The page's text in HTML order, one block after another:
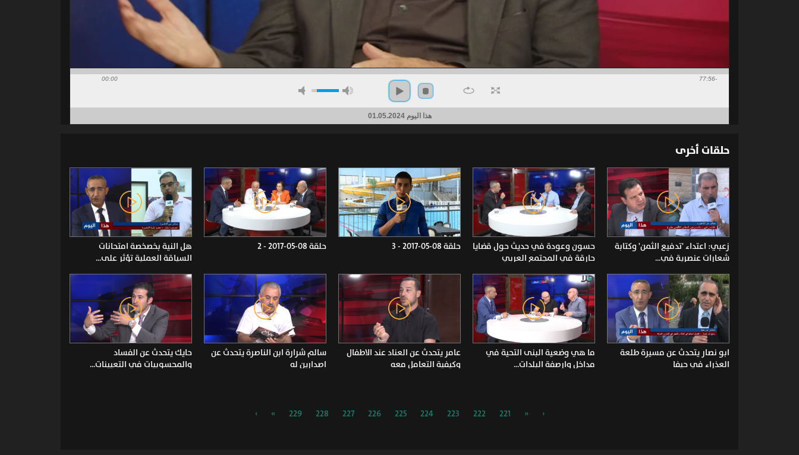
00:00 -77:56
هذا اليوم 01.05.2024
حلقات أخرى
زعبي: اعتداء 'تدفيع الثمن' وكتابة
شعارات عنصرية في...
حسون وعودة في حديث حول قضايا
حارقة في المجتمع العربي
حلقة 08-05-2017 - 3 حلقة 08-05-2017 - 2
هل النية بخصخصة امتحانات
السياقة العملية تؤثر على...
ابو نصار يتحدث عن مسيرة طلعة
العذراء في حيفا
ما هي وضعية البنى التحية في
مداخل وارصفة البلدات...
عامر يتحدث عن العناد عند الاطفال
وكيفية التعامل معه
سالم شرارة ابن الناصرة يتحدث عن
اصدارين له
حايك يتحدث عن الفساد
والمحسوبيات في التعيينات...
‹
«
221
222
223
224
225
226
227
228
229
»
›